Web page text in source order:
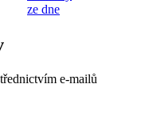
ze dne
e-mailů